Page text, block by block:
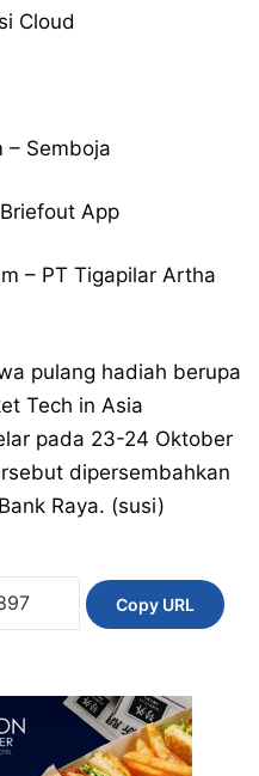
Cloud
– Semboja
App
– PT Tigapilar Artha
pulang hadiah berupa
Tech in Asia
pada 23-24 Oktober
dipersembahkan
Raya. (susi)
Copy URL